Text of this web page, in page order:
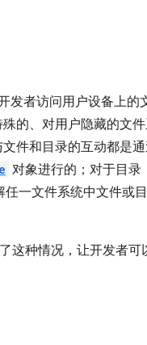
发者访问用户设备上的
的、对用户隐藏的文
件和目录的互动都是
对象进行的；对于目录
一文件系统中文件或
这种情况，让开发者